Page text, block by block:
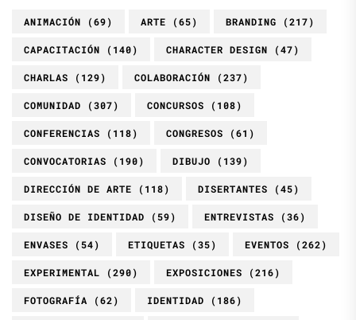
ANIMACIÓN (69) ARTE (65) BRANDING (217)
CAPACITACIÓN (140) CHARACTER DESIGN (47)
CHARLAS (129) COLABORACIÓN (237)
COMUNIDAD (307) CONCURSOS (108)
CONFERENCIAS (118) CONGRESOS (61)
CONVOCATORIAS (190) DIBUJO (139)
DIRECCIÓN DE ARTE (118) DISERTANTES (45)
DISEÑO DE IDENTIDAD (59) ENTREVISTAS (36)
ENVASES (54) ETIQUETAS (35) EVENTOS (262)
EXPERIMENTAL (290) EXPOSICIONES (216)
FOTOGRAFÍA (62) IDENTIDAD (186)